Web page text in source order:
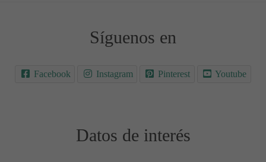
Síguenos en
Facebook Instagram Pinterest Youtube
Datos de interés